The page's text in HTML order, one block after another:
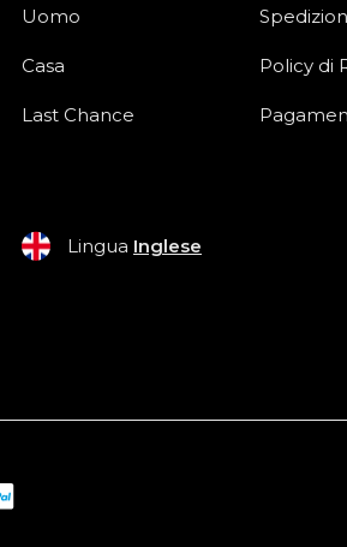
Uomo
Casa
Last Chance
Policy di
Lingua Inglese